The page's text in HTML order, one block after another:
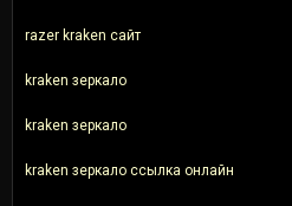
razer kraken сайт
kraken зеркало
kraken зеркало
kraken зеркало ссылка онлайн